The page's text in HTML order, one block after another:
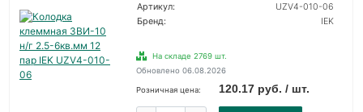
Артикул:
UZV4-010-06
Бренд:
IEK
На складе 2769 шт.
Обновлено 06.08.2026
Розничная цена: 120.17 руб. / шт.